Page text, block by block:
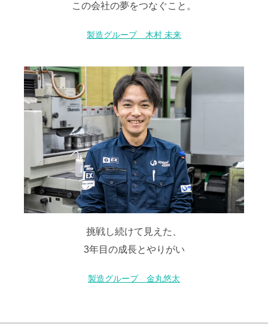
この会社の夢をつなぐこと。
製造グループ 木村 未来
挑戦し続けて見えた、
3年目の成長とやりがい
製造グループ 金丸悠太